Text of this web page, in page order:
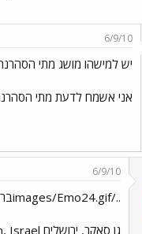
6/9/10
יש למישהו מושג מתי
אני אשמח לדעת מתי
6/9/10
../images/Emo24.gifברוך הבא 26 ספטמבר 11:00 -23:00